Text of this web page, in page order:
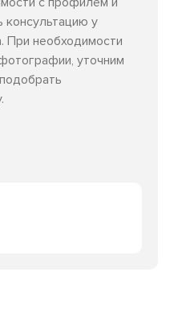
консультацию у
При необходимости
уточним